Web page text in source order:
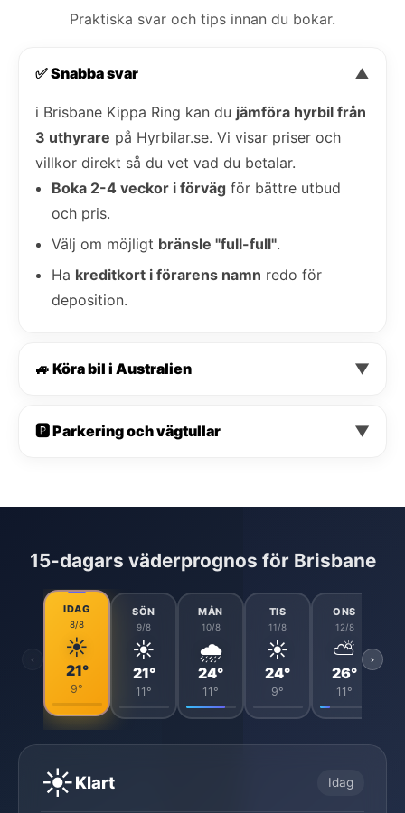
Praktiska svar och tips innan du bokar.
✅ Snabba svar ▼
i Brisbane Kippa Ring kan du jämföra hyrbil från
3 uthyrare på Hyrbilar.se. Vi visar priser och
villkor direkt så du vet vad du betalar.
Boka 2-4 veckor i förväg för bättre utbud
och pris.
Välj om möjligt bränsle "full-full".
Ha kreditkort i förarens namn redo för
deposition.
🚙 Köra bil i Australien ▼
🅿️ Parkering och vägtullar ▼
15-dagars väderprognos för Brisbane
‹
IDAG
8/8
☀️
21°
9°
SÖN
9/8
☀️
21°
11°
MÅN
10/8
🌧️
24°
11°
TIS
11/8
☀️
24°
9°
ONS
12/8
⛅
26°
11°
›
☀️Klart Idag